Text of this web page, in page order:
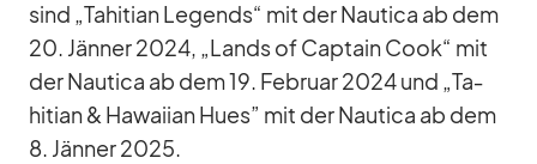
sind „Ta­hitian Le­gends“ mit der Nau­tica ab dem
20. Jän­ner 2024, „Lands of Cap­tain Cook“ mit
der Nau­tica ab dem 19. Fe­bruar 2024 und „Ta­
hitian & Ha­wai­ian Hues” mit der Nau­tica ab dem
8. Jän­ner 2025.